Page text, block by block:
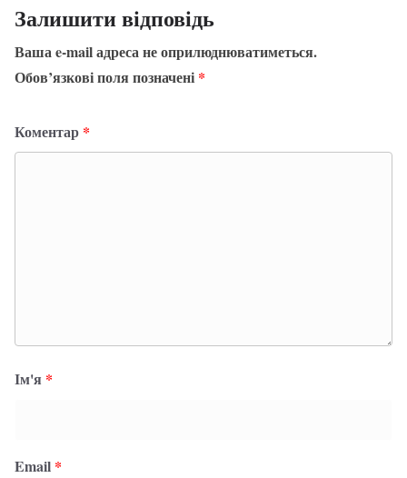
Залишити відповідь
Ваша e-mail адреса не оприлюднюватиметься.
Обов’язкові поля позначені *
Коментар *
Ім'я *
Email *